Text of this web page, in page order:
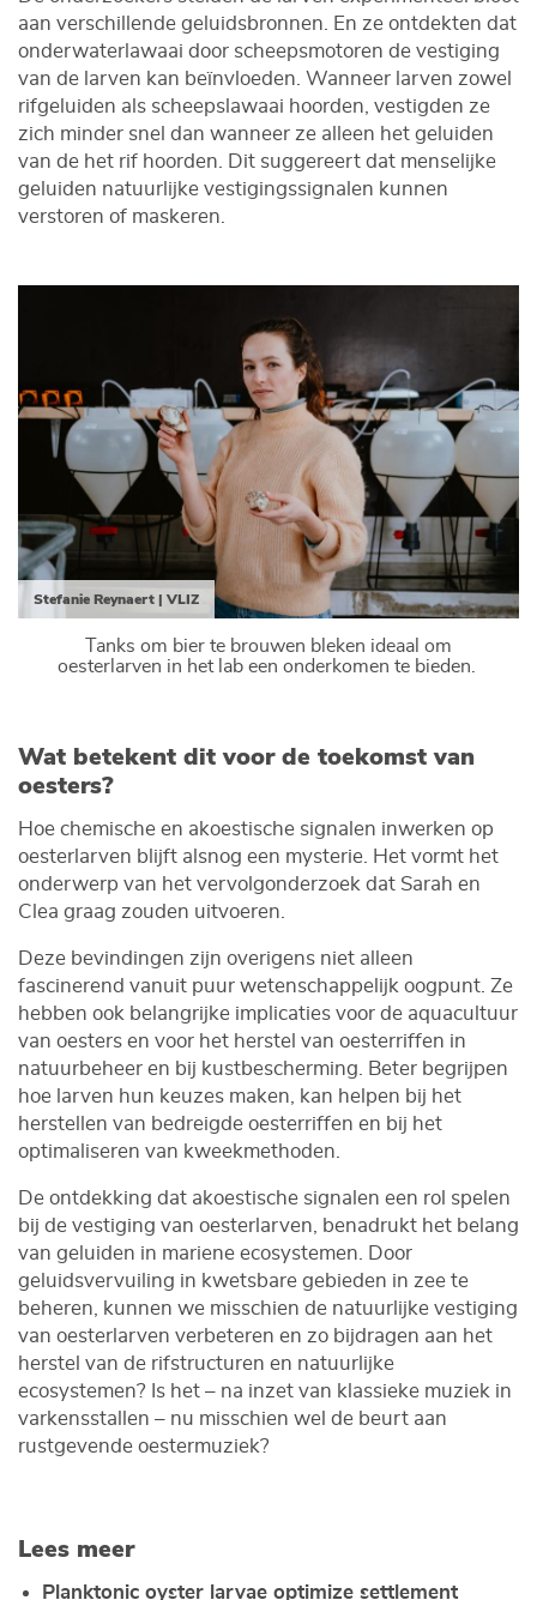
aan verschillende geluidsbronnen. En ze ontdekten dat
onderwaterlawaai door scheepsmotoren de vestiging
van de larven kan beïnvloeden. Wanneer larven zowel
rifgeluiden als scheepslawaai hoorden, vestigden ze
zich minder snel dan wanneer ze alleen het geluiden
van de het rif hoorden. Dit suggereert dat menselijke
geluiden natuurlijke vestigingssignalen kunnen
verstoren of maskeren.
Stefanie Reynaert | VLIZ
Tanks om bier te brouwen bleken ideaal om
oesterlarven in het lab een onderkomen te bieden.
Wat betekent dit voor de toekomst van
oesters?
Hoe chemische en akoestische signalen inwerken op
oesterlarven blijft alsnog een mysterie. Het vormt het
onderwerp van het vervolgonderzoek dat Sarah en
Clea graag zouden uitvoeren.
Deze bevindingen zijn overigens niet alleen
fascinerend vanuit puur wetenschappelijk oogpunt. Ze
hebben ook belangrijke implicaties voor de aquacultuur
van oesters en voor het herstel van oesterriffen in
natuurbeheer en bij kustbescherming. Beter begrijpen
hoe larven hun keuzes maken, kan helpen bij het
herstellen van bedreigde oesterriffen en bij het
optimaliseren van kweekmethoden.
De ontdekking dat akoestische signalen een rol spelen
bij de vestiging van oesterlarven, benadrukt het belang
van geluiden in mariene ecosystemen. Door
geluidsvervuiling in kwetsbare gebieden in zee te
beheren, kunnen we misschien de natuurlijke vestiging
van oesterlarven verbeteren en zo bijdragen aan het
herstel van de rifstructuren en natuurlijke
ecosystemen? Is het – na inzet van klassieke muziek in
varkensstallen – nu misschien wel de beurt aan
rustgevende oestermuziek?
Lees meer
Planktonic oyster larvae optimize settlement